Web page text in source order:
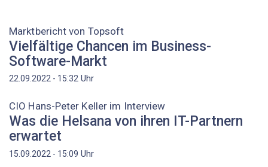
Marktbericht von Topsoft
Vielfältige Chancen im Business-
Software-Markt
22.09.2022 - 15:32 Uhr
CIO Hans-Peter Keller im Interview
Was die Helsana von ihren IT-Partnern
erwartet
15.09.2022 - 15:09 Uhr